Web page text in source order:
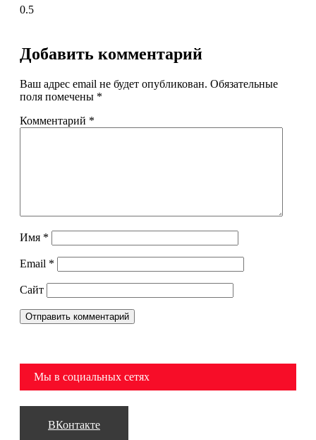
Добавить комментарий
Ваш адрес email не будет опубликован. Обязательные
поля помечены *
Комментарий *
Имя *
Email *
Сайт
Мы в социальных сетях
ВКонтакте